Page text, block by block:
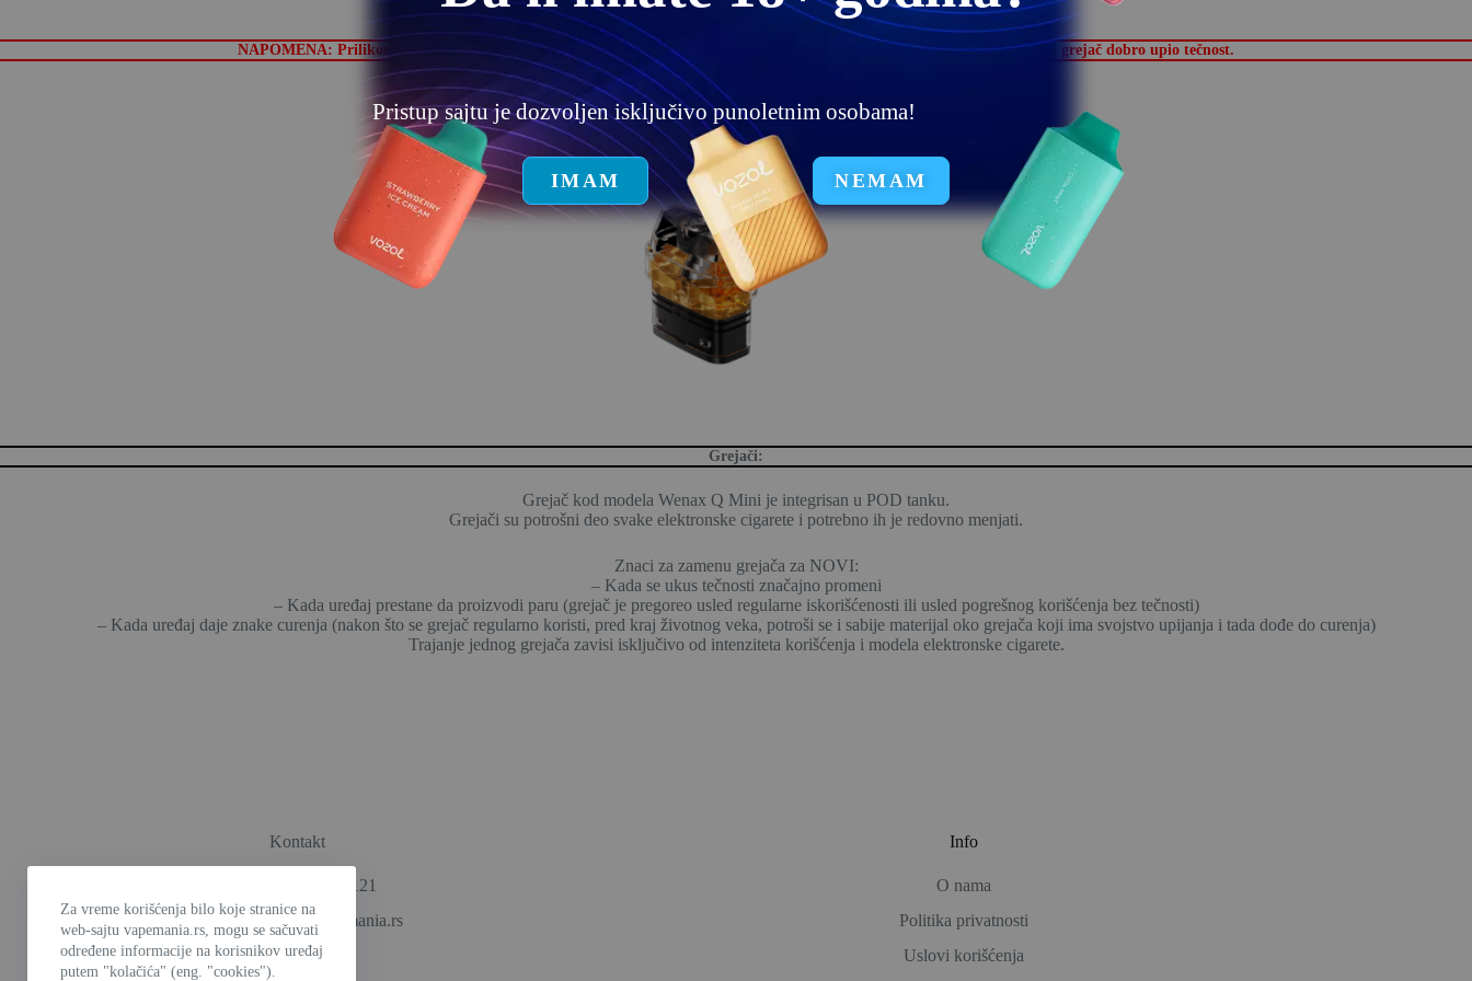
Za vreme korišćenja bilo koje stranice na
web-sajtu vapemania.rs, mogu se sačuvati
određene informacije na korisnikov uređaj
putem "kolačića" (eng. "cookies").
NAPOMENA: Prilikom prvog sipanja tečnosti ili nakon zamene tanka, obavezno sačekati 5 minuta pre kosrišćenja kako bi grejač dobro upio tečnost.
Grejači:
Grejač kod modela Wenax Q Mini je integrisan u POD tanku.
Grejači su potrošni deo svake elektronske cigarete i potrebno ih je redovno menjati.
Znaci za zamenu grejača za NOVI:
– Kada se ukus tečnosti značajno promeni
– Kada uređaj prestane da proizvodi paru (grejač je pregoreo usled regularne iskorišćenosti ili usled pogrešnog korišćenja bez tečnosti)
– Kada uređaj daje znake curenja (nakon što se grejač regularno koristi, pred kraj životnog veka, potroši se i sabije materijal oko grejača koji ima svojstvo upijanja i tada dođe do curenja)
Trajanje jednog grejača zavisi isključivo od intenziteta korišćenja i modela elektronske cigarete.
Kontakt
Telefon: 060/3699-121
e-mail: prodaja@vapemania.rs
Info
O nama
Politika privatnosti
Uslovi korišćenja
Pristup sajtu je dozvoljen isključivo punoletnim osobama!
IMAM NEMAM